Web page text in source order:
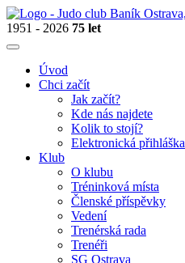
1951 - 2026 75 let
Úvod
Chci začít
Jak začít?
Kde nás najdete
Kolik to stojí?
Elektronická přihláška
Klub
O klubu
Tréninková místa
Členské příspěvky
Vedení
Trenérská rada
Trenéři
SG Ostrava